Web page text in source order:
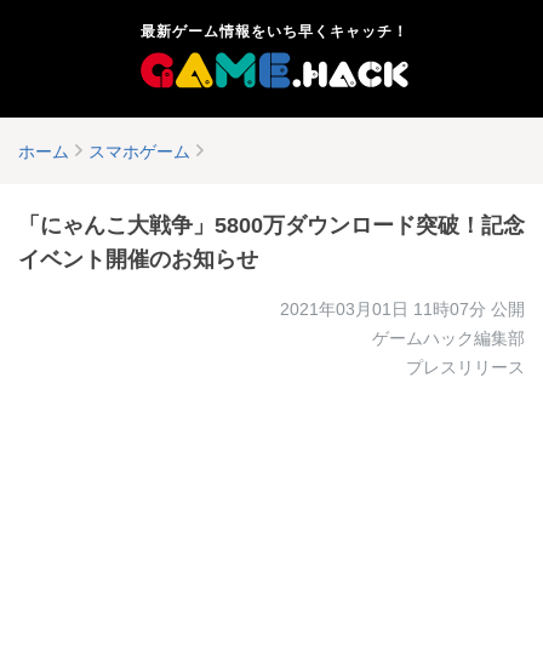
最新ゲーム情報をいち早くキャッチ！
ホーム スマホゲーム
「にゃんこ大戦争」5800万ダウンロード突破！記念
イベント開催のお知らせ
2021年03月01日 11時07分 公開
ゲームハック編集部
プレスリリース